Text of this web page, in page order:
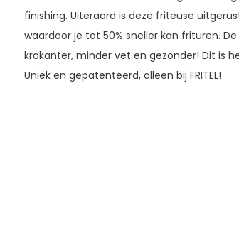
finishing. Uiteraard is deze friteuse
waardoor je tot 50% sneller kan frituren.
krokanter, minder vet en gezonder! Dit is
Uniek en gepatenteerd, alleen bij FRITEL!